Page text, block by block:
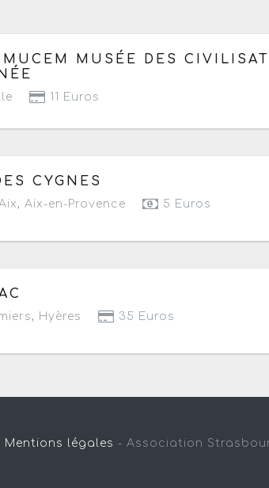
2025 au mercredi 19 août 2026
MUSÉE DES
11 Euros
mercredi 21 octobre 2026
CYGNES
, Aix-en-Provence 5 Euros
au vendredi 5 février 2027
, Hyères 35 Euros
Mentions légales - Association